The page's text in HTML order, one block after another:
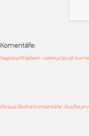
Komentáře:
Nejste přihlášeni - nelze připojit
Dosud žádné komentáře - buďte